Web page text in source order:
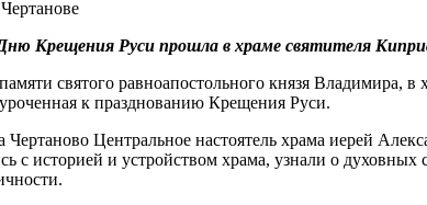
Крещения Руси прошла в храме святителя
святого равноапостольного князя Владимира,
к празднованию Крещения Руси.
Центральное настоятель храма иерей
с историей и устройством храма, узнали о